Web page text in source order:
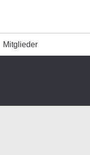
Mitglieder